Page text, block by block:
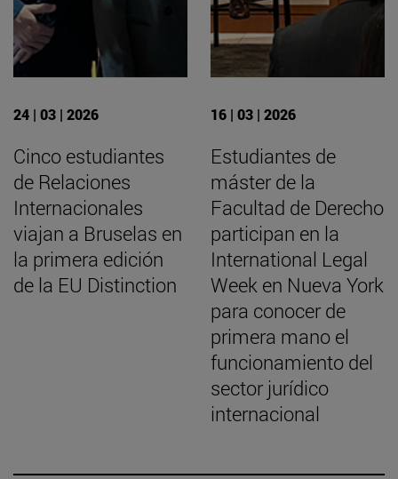
24 | 03 | 2026
Cinco estudiantes
de Relaciones
Internacionales
viajan a Bruselas en
la primera edición
de la EU Distinction
16 | 03 | 2026
Estudiantes de
máster de la
Facultad de Derecho
participan en la
International Legal
Week en Nueva York
para conocer de
primera mano el
funcionamiento del
sector jurídico
internacional